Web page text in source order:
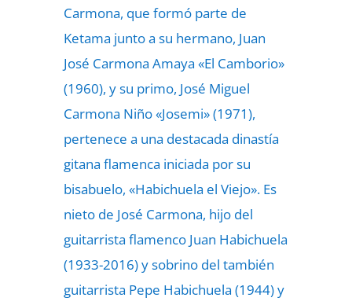
Carmona, que formó parte de
Ketama junto a su hermano, Juan
José Carmona Amaya «El Camborio»
(1960), y su primo, José Miguel
Carmona Niño «Josemi» (1971),
pertenece a una destacada dinastía
gitana flamenca iniciada por su
bisabuelo, «Habichuela el Viejo». Es
nieto de José Carmona, hijo del
guitarrista flamenco Juan Habichuela
(1933-2016) y sobrino del también
guitarrista Pepe Habichuela (1944) y